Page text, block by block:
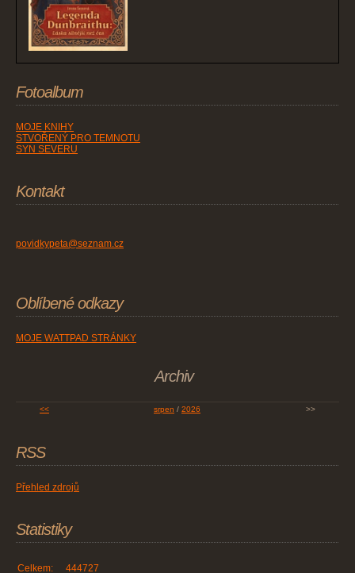
Fotoalbum
MOJE KNIHY
STVOŘENÝ PRO TEMNOTU
SYN SEVERU
Kontakt
povidkypeta@seznam.cz
Oblíbené odkazy
MOJE WATTPAD STRÁNKY
Archiv
<< srpen / 2026 >>
RSS
Přehled zdrojů
Statistiky
Celkem: 444727